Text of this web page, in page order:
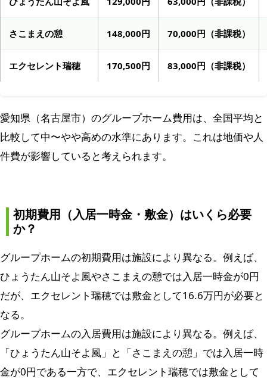
さこまえの憩 148,000円 70,000円（非課税）
エクセレント瑞穂 170,500円 83,000円（非課税）
愛知県（名古屋市）のグループホーム費用は、全国平均と
比較して中〜やや高めの水準にあります。これは地価や人
件費が影響していると考えられます。
初期費用（入居一時金・敷金）はいくら必要
か？
グループホームの初期費用は施設により異なる。例えば、
ひょうたん山そよ風やさこまえの憩では入居一時金が0円
だが、エクセレント瑞穂では敷金として16.6万円が必要と
なる。
グループホームの入居費用は施設により異なる。例えば、
「ひょうたん山そよ風」と「さこまえの憩」では入居一時
金が0円である一方で、エクセレント瑞穂では敷金として